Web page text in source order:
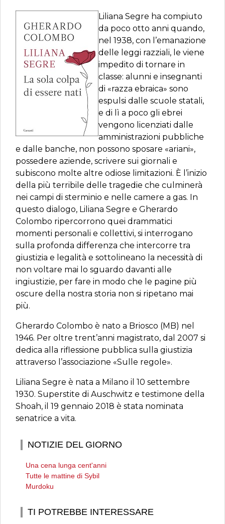
Liliana Segre ha compiuto
da poco otto anni quando,
nel 1938, con l’emanazione
delle leggi razziali, le viene
impedito di tornare in
classe: alunni e insegnanti
di «razza ebraica» sono
espulsi dalle scuole statali,
e di lì a poco gli ebrei
vengono licenziati dalle
amministrazioni pubbliche
e dalle banche, non possono sposare «ariani»,
possedere aziende, scrivere sui giornali e
subiscono molte altre odiose limitazioni. È l’inizio
della più terribile delle tragedie che culminerà
nei campi di sterminio e nelle camere a gas. In
questo dialogo, Liliana Segre e Gherardo
Colombo ripercorrono quei drammatici
momenti personali e collettivi, si interrogano
sulla profonda differenza che intercorre tra
giustizia e legalità e sottolineano la necessità di
non voltare mai lo sguardo davanti alle
ingiustizie, per fare in modo che le pagine più
oscure della nostra storia non si ripetano mai
più.
Gherardo Colombo è nato a Briosco (MB) nel
1946. Per oltre trent’anni magistrato, dal 2007 si
dedica alla riflessione pubblica sulla giustizia
attraverso l’associazione «Sulle regole».
Liliana Segre è nata a Milano il 10 settembre
1930. Superstite di Auschwitz e testimone della
Shoah, il 19 gennaio 2018 è stata nominata
senatrice a vita.
NOTIZIE DEL GIORNO
Una cena lunga cent'anni
Tutte le mattine di Sybil
Murdoku
TI POTREBBE INTERESSARE